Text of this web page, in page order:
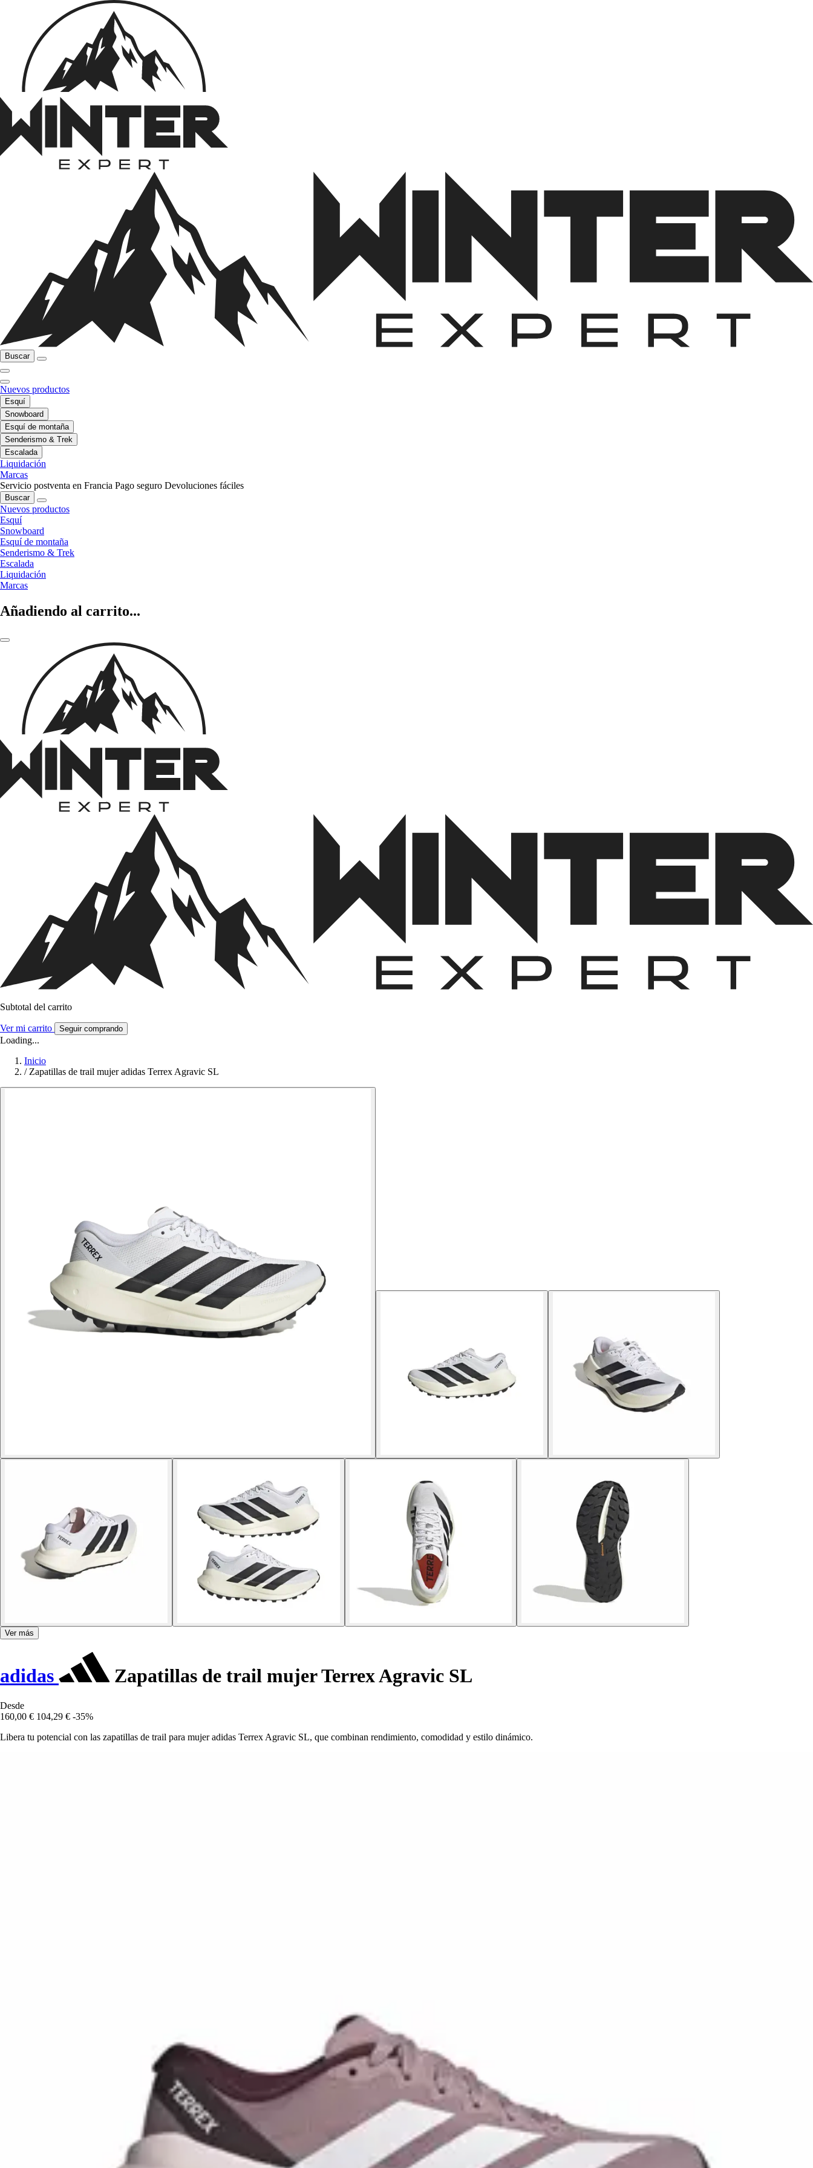
Buscar
Nuevos productos
Esquí
Snowboard
Esquí de montaña
Senderismo & Trek
Escalada
Liquidación
Marcas
Servicio postventa en Francia Pago seguro Devoluciones fáciles
Buscar
Nuevos productos
Esquí
Snowboard
Esquí de montaña
Senderismo & Trek
Escalada
Liquidación
Marcas
Añadiendo al carrito...
Subtotal del carrito
Ver mi carrito Seguir comprando
Loading...
Inicio
/ Zapatillas de trail mujer adidas Terrex Agravic SL
Ver más
adidas Zapatillas de trail mujer Terrex Agravic SL
Desde
160,00 € 104,29 € -35%
Libera tu potencial con las zapatillas de trail para mujer adidas Terrex Agravic SL, que combinan rendimiento, comodidad y estilo dinámico.